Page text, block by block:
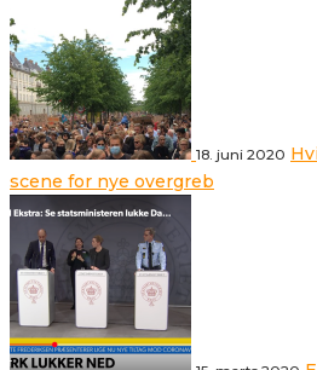
18. juni 2020
scene for nye overgreb